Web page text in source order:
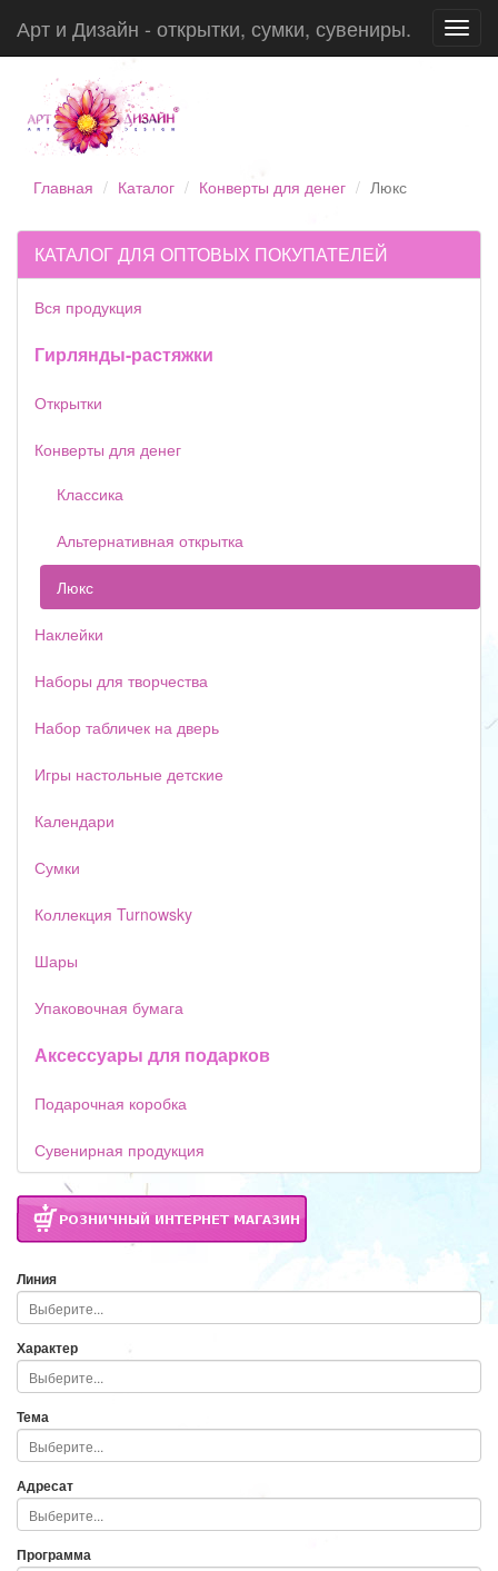
Арт и Дизайн - открытки, сумки, сувениры.
Главная Каталог Конверты для денег Люкс
КАТАЛОГ ДЛЯ ОПТОВЫХ ПОКУПАТЕЛЕЙ
Вся продукция
Гирлянды-растяжки
Открытки
Конверты для денег
Классика
Альтернативная открытка
Люкс
Наклейки
Наборы для творчества
Набор табличек на дверь
Игры настольные детские
Календари
Сумки
Коллекция Turnowsky
Шары
Упаковочная бумага
Аксессуары для подарков
Подарочная коробка
Сувенирная продукция
Линия
Характер
Тема
Адресат
Программа